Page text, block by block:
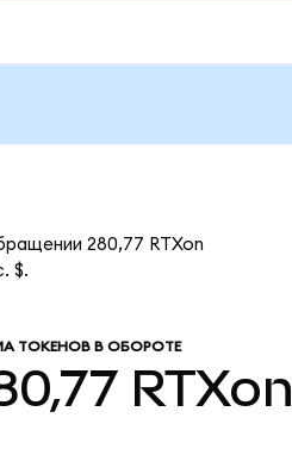
280,77 RTXon
$.
ТОКЕНОВ В ОБОРОТЕ
RTXon